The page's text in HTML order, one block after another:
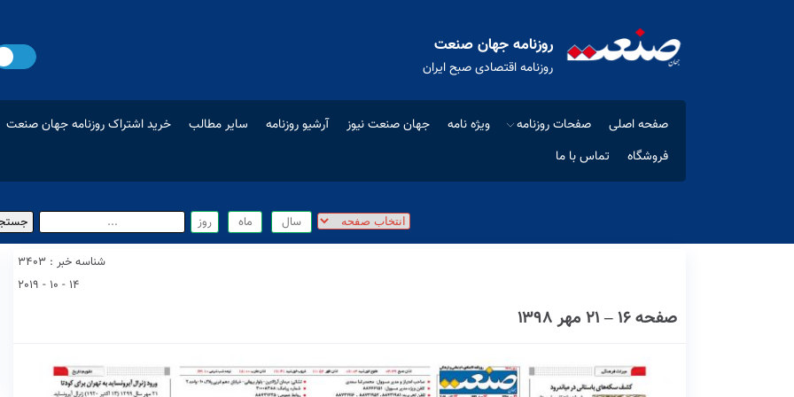
روزنامه جهان صنعت
روزنامه اقتصادی صبح ایران
صفحه اصلی صفحات روزنامه ویژه نامه جهان صنعت نیوز آرشیو روزنامه سایر مطالب
خرید اشتراک روزنامه جهان صنعت
فروشگاه
تماس با ما
شناسه خبر : 3403
14 - 10 - 2019
صفحه ۱۶ – ۲۱ مهر ۱۳۹۸